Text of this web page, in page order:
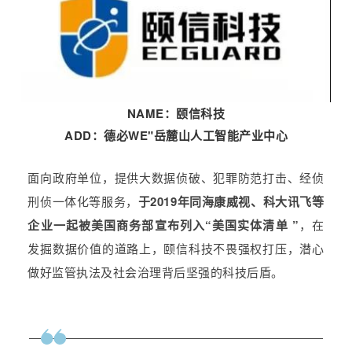
NAME：颐信科技
ADD： 德必WE"岳麓山人工智能产业中心
面向政府单位，提供大数据侦破、犯罪防范打击、经侦
刑侦一体化等服务， 于2019年同海康威视、科大讯飞等
企业一起被美国商务部宣布列入“美国实体清单 ”，在
发掘数据价值的道路上，颐信科技不畏强权打压，潜心
做好监管执法及社会治理背后坚强的科技后盾。